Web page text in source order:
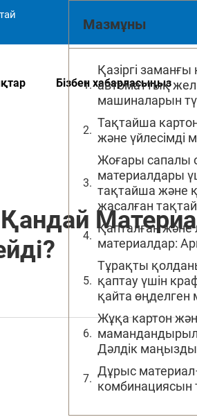
Бізбен хабарласыңыз
Мазмұны
Қазіргі
автоматтық
машиналарын
Тақтайша
және үйлесімді
Жоғары сапалы
материалдары
тақтайша және
жасалған
Қапталған және
материалдар:
Тұрақты
қаптау үшін
қайта өңделген
Жұқа картон
Дәлдік маңызды
Дұрыс
комбинациясын